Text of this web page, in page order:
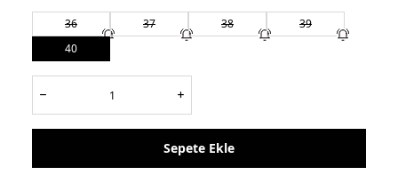
36 37 38
39
40
Sepete Ekle